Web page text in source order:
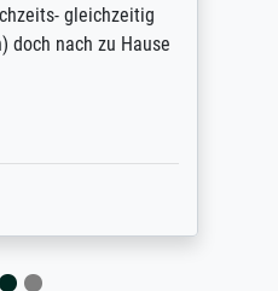
gleichzeitig
doch nach zu Hause